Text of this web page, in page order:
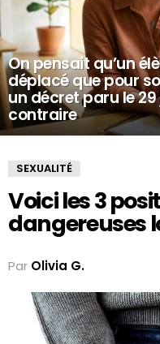
On pensait qu’un
déplacé que pour
un décret paru le
contraire
SEXUALITÉ
Voici les 3
dangereuses
Par Olivia G.